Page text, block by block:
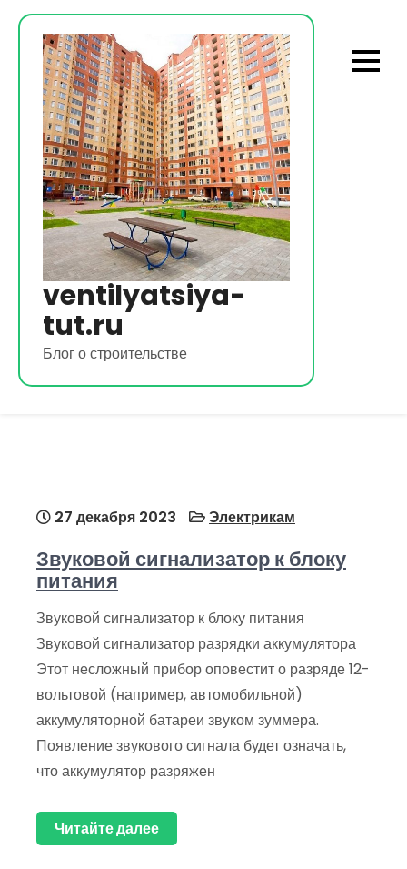
Перейти
содержимому
ventilyatsiya-
tut.ru
Блог о строительстве
27 декабря 2023 Электрикам
Звуковой сигнализатор к блоку
питания
Звуковой сигнализатор к блоку питания
Звуковой сигнализатор разрядки аккумулятора
Этот несложный прибор оповестит о разряде 12-
вольтовой (например, автомобильной)
аккумуляторной батареи звуком зуммера.
Появление звукового сигнала будет означать,
что аккумулятор разряжен
Читайте далее